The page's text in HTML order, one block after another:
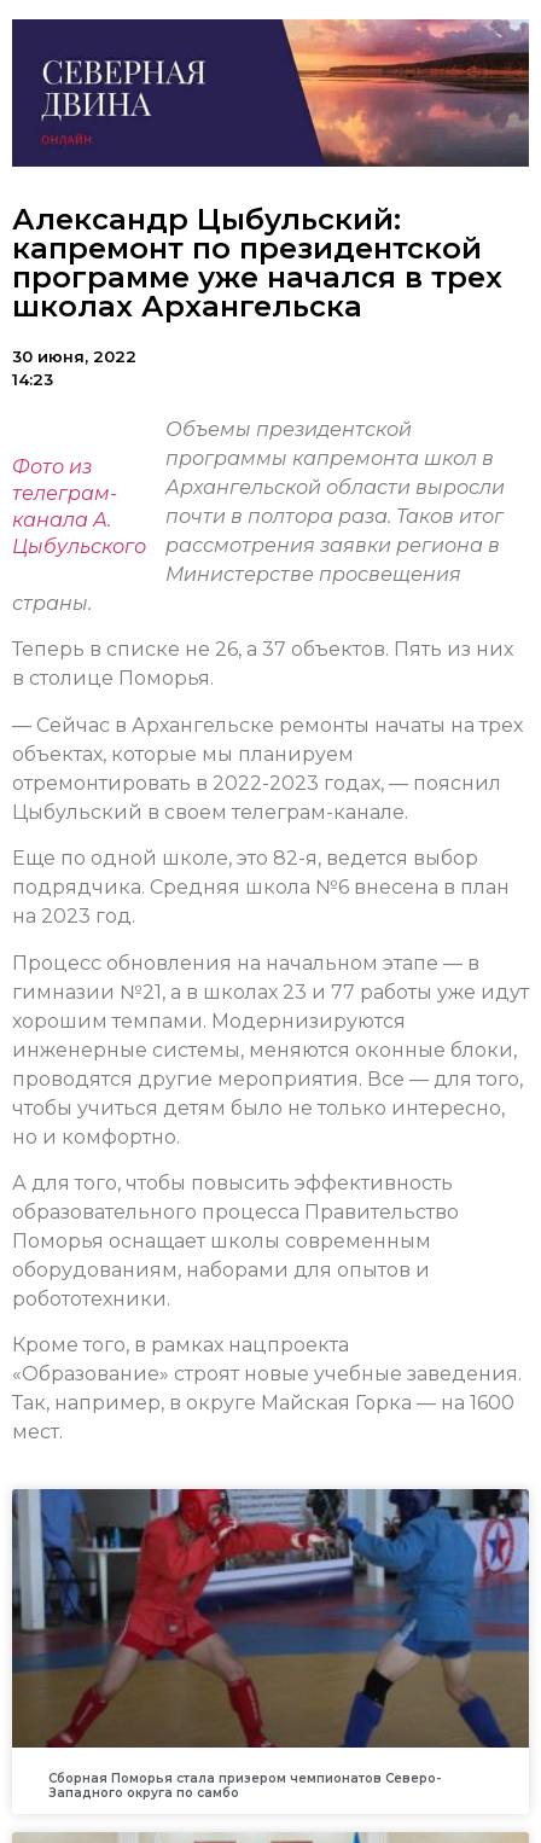
Александр Цыбульский:
капремонт по президентской
программе уже начался в трех
школах Архангельска
30 июня, 2022
14:23
Фото из
телеграм-
канала А.
Цыбульского
Объемы президентской
программы капремонта школ в
Архангельской области выросли
почти в полтора раза. Таков итог
рассмотрения заявки региона в
Министерстве просвещения
страны.
Теперь в списке не 26, а 37 объектов. Пять из них
в столице Поморья.
— Сейчас в Архангельске ремонты начаты на трех
объектах, которые мы планируем
отремонтировать в 2022-2023 годах, — пояснил
Цыбульский в своем телеграм-канале.
Еще по одной школе, это 82-я, ведется выбор
подрядчика. Средняя школа №6 внесена в план
на 2023 год.
Процесс обновления на начальном этапе — в
гимназии №21, а в школах 23 и 77 работы уже идут
хорошим темпами. Модернизируются
инженерные системы, меняются оконные блоки,
проводятся другие мероприятия. Все — для того,
чтобы учиться детям было не только интересно,
но и комфортно.
А для того, чтобы повысить эффективность
образовательного процесса Правительство
Поморья оснащает школы современным
оборудованиям, наборами для опытов и
робототехники.
Кроме того, в рамках нацпроекта
«Образование» строят новые учебные заведения.
Так, например, в округе Майская Горка — на 1600
мест.
Сборная Поморья стала призером чемпионатов Северо-
Западного округа по самбо